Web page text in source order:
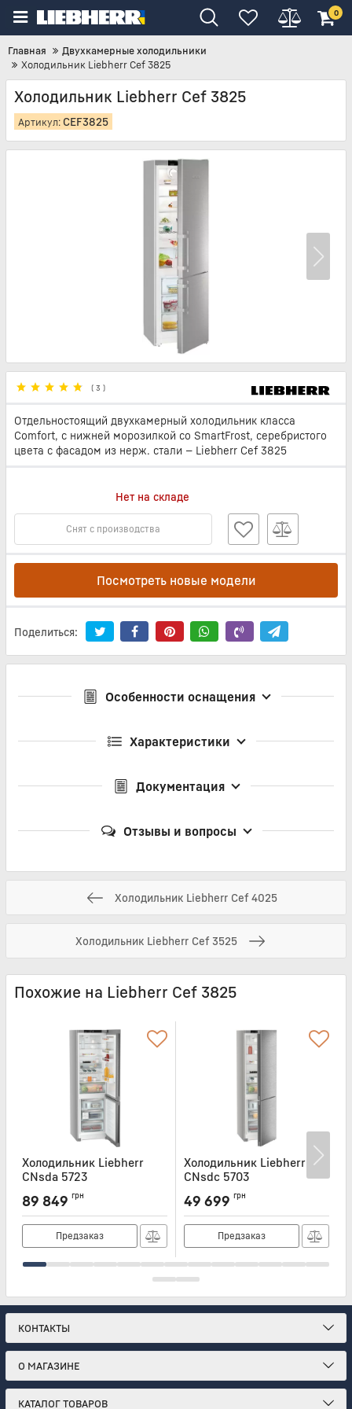
0
Главная
Двухкамерные холодильники
Холодильник Liebherr Cef 3825
Холодильник Liebherr Cef 3825
Артикул: CEF3825
( 3 )
Отдельностоящий двухкамерный холодильник класса
Comfort, с нижней морозилкой со SmartFrost, серебристого
цвета с фасадом из нерж. стали — Liebherr Cef 3825
Нет на складе
Снят с производства
Посмотреть новые модели
Поделиться:
Особенности оснащения
Характеристики
Документация
Отзывы и вопросы
Холодильник Liebherr Cef 4025
Холодильник Liebherr Cef 3525
Похожие на Liebherr Cef 3825
Холодильник Liebherr
CNsda 5723
CNSDA5723
89 849 грн
Предзаказ
Холодильник Liebherr
CNsdc 5703
CNSDC5703
49 699 грн
Предзаказ
КОНТАКТЫ
О МАГАЗИНЕ
КАТАЛОГ ТОВАРОВ